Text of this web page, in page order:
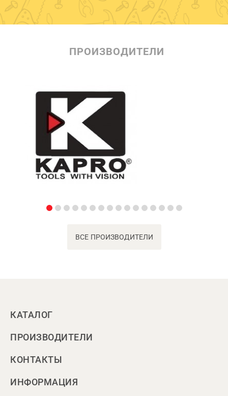
ПРОИЗВОДИТЕЛИ
ВСЕ ПРОИЗВОДИТЕЛИ
КАТАЛОГ
ПРОИЗВОДИТЕЛИ
КОНТАКТЫ
ИНФОРМАЦИЯ